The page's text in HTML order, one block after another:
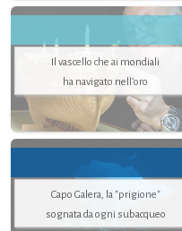
Il vascello che ai mondiali
ha navigato nell’oro
Capo Galera, la "prigione"
sognata da ogni subacqueo